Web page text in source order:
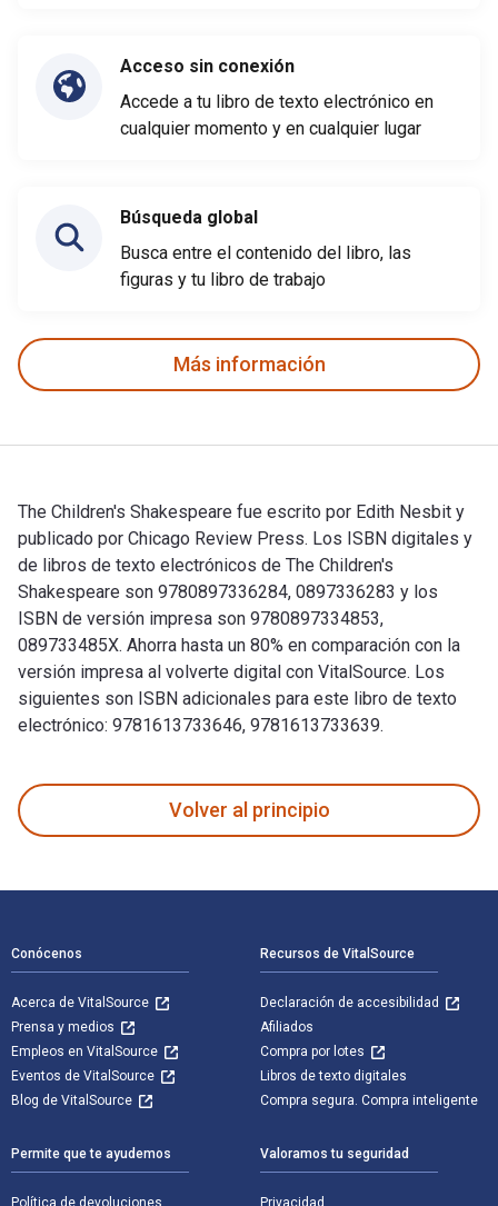
Acceso sin conexión
Accede a tu libro de texto electrónico en
cualquier momento y en cualquier lugar
Búsqueda global
Busca entre el contenido del libro, las
figuras y tu libro de trabajo
Más información
The Children's Shakespeare fue escrito por Edith Nesbit y
publicado por Chicago Review Press. Los ISBN digitales y
de libros de texto electrónicos de The Children's
Shakespeare son 9780897336284, 0897336283 y los
ISBN de versión impresa son 9780897334853,
089733485X. Ahorra hasta un 80% en comparación con la
versión impresa al volverte digital con VitalSource. Los
siguientes son ISBN adicionales para este libro de texto
electrónico: 9781613733646, 9781613733639.
Volver al principio
Conócenos
Acerca de VitalSource
Prensa y medios
Empleos en VitalSource
Eventos de VitalSource
Blog de VitalSource
Recursos de VitalSource
Declaración de accesibilidad
Afiliados
Compra por lotes
Libros de texto digitales
Compra segura. Compra inteligente
Permite que te ayudemos
Política de devoluciones
Valoramos tu seguridad
Privacidad